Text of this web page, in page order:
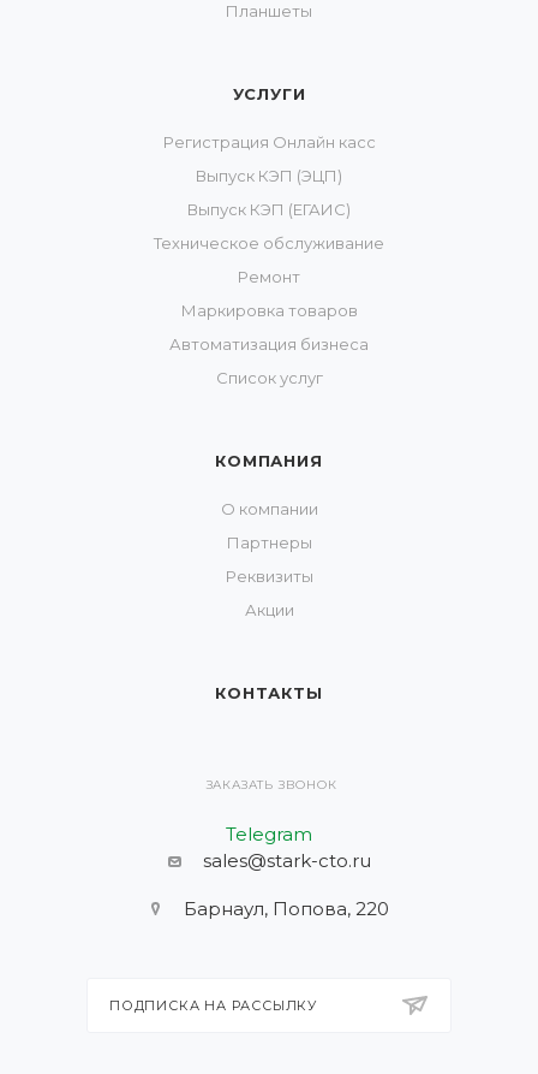
Планшеты
УСЛУГИ
Регистрация Онлайн касс
Выпуск КЭП (ЭЦП)
Выпуск КЭП (ЕГАИС)
Техническое обслуживание
Ремонт
Маркировка товаров
Автоматизация бизнеса
Список услуг
КОМПАНИЯ
О компании
Партнеры
Реквизиты
Акции
КОНТАКТЫ
ЗАКАЗАТЬ ЗВОНОК
Telegram
sales@stark-cto.ru
Барнаул, Попова, 220
ПОДПИСКА НА РАССЫЛКУ